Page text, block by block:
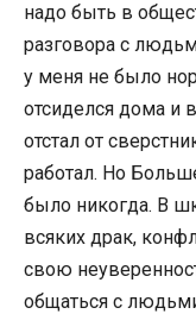
надо быть в
разговора с
у меня не было
отсиделся дома и
отстал от
работал. Но
было никогда. В
всяких драк,
свою
общаться с